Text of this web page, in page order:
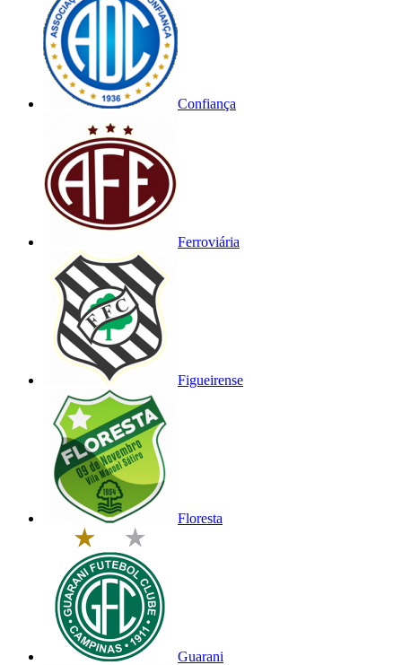
Confiança
Ferroviária
Figueirense
Floresta
Guarani